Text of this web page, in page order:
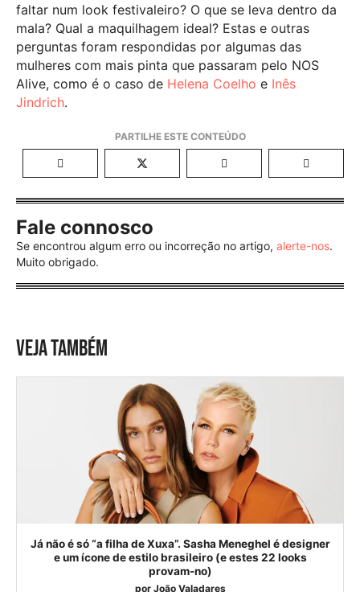
faltar num look festivaleiro? O que se leva dentro da
mala? Qual a maquilhagem ideal? Estas e outras
perguntas foram respondidas por algumas das
mulheres com mais pinta que passaram pelo NOS
Alive, como é o caso de Helena Coelho e Inês
Jindrich.
Fale connosco
Se encontrou algum erro ou incorreção no artigo, alerte-nos.
Muito obrigado.
VEJA TAMBÉM
Já não é só “a filha de Xuxa”. Sasha Meneghel é designer
e um ícone de estilo brasileiro (e estes 22 looks
provam-no)
por João Valadares